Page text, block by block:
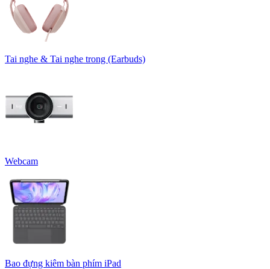
Tai nghe & Tai nghe trong (Earbuds)
Webcam
Bao đựng kiêm bàn phím iPad